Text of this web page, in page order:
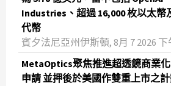
Industries、超過 16,000 枚以太幣
代幣
賓夕法尼亞州伊斯頓, 8月 7 2026 下
MetaOptics聚焦推進超透鏡商業
申請 並押後於美國作雙重上市之計